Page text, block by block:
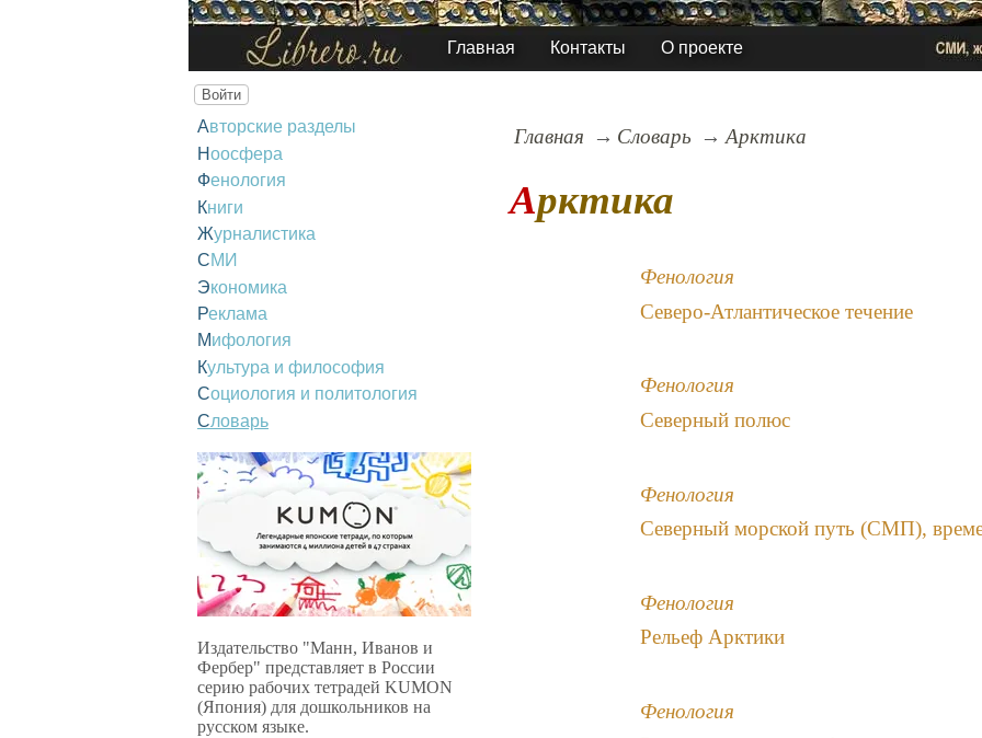
Главная Контакты О проекте
Войти
Авторские разделы
Ноосфера
Фенология
Книги
Журналистика
СМИ
Экономика
Реклама
Мифология
Культура и философия
Социология и политология
Словарь
Издательство "Манн, Иванов и
Фербер" представляет в России
серию рабочих тетрадей KUMON
(Япония) для дошкольников на
русском языке.
Главная Словарь Арктика
Арктика
Фенология
Северо-Атлантическое течение
Фенология
Северный полюс
Фенология
Северный морской путь (СМП),
Фенология
Рельеф Арктики
Фенология